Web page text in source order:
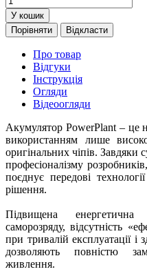
У кошик
Порівняти
Відкласти
Про товар
Відгуки
Інструкція
Огляди
Відеоогляди
Акумулятор PowerPlant – це
використанням лише
оригінальних чіпів. Завдяки
професіоналізму
поєднує передові
рішення.
Підвищена
саморозряду, відсутність
при тривалій експлуатації і
дозволяють повністю
живлення.